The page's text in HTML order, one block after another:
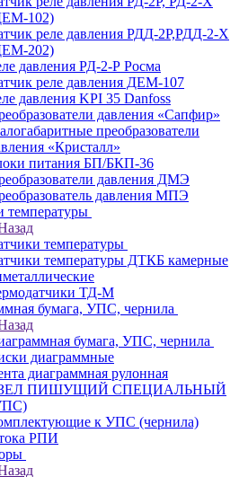
102)
реле давления РДД-2Р,РДД-2-Х
202)
давления РД-2-Р Росма
реле давления ДЕМ-107
давления KPI 35 Danfoss
давления «Сапфир»
преобразователи
«Кристалл»
питания БП/БКП-36
давления ДМЭ
давления МПЭ
температуры
температуры
температуры ДТКБ камерные
ТД-М
бумага, УПС, чернила
бумага, УПС, чернила
диаграммные
диаграммная рулонная
ПИШУЩИЙ СПЕЦИАЛЬНЫЙ
к УПС (чернила)
РПИ